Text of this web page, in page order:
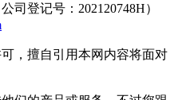
司登记号：202120748H）
，擅自引用本网内容将面对